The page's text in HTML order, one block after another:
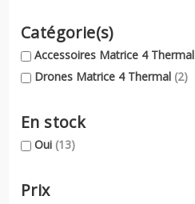
Catégorie(s)
Accessoires Matrice 4 Thermal
Drones Matrice 4 Thermal (2)
En stock
Oui (13)
Prix